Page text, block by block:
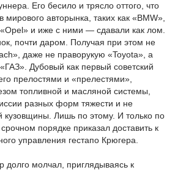
Его бесило и трясло оттого, что
мирового авторынка, таких как «BMW»,
Opel» и иже с ними — сдавали как лом.
почти даром. Получая при этом не
даже не праворукую «Toyota», а
Дубовый как первый советский
прелостями и «прелестями»,
топливной и масляной системы,
разных форм тяжести и не
кузовщины. Лишь по этому. И только по
порядке приказал доставить к
управления гестапо Крюгера.
молчал, приглядываясь к